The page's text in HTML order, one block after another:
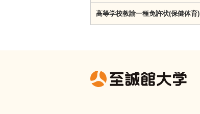
高等学校教諭一種免許状(保健体育)